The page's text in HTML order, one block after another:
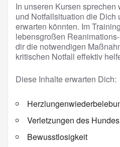
In unseren Kursen
und Notfallsituation die Dich
erwarten könnten. Im
lebensgroßen
dir die notwendigen
kritischen Notfall effektiv
Diese Inhalte erwarten Dich:
Verletzungen des Hundes
Bewusstlosigkeit